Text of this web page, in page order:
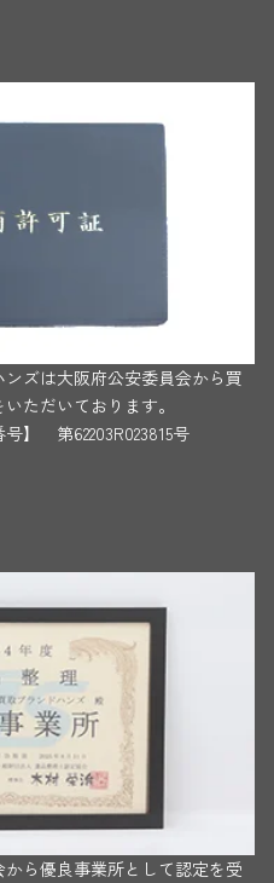
ズは大阪府公安委員会から買
ただいております。
】 第62203R023815号
ら優良事業所として認定を受